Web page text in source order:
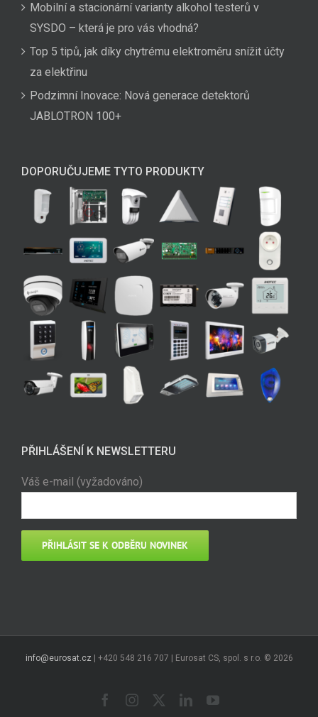
Mobilní a stacionární varianty alkohol testerů v
SYSDO – která je pro vás vhodná?
Top 5 tipů, jak díky chytrému elektroměru snížit účty
za elektřinu
Podzimní Inovace: Nová generace detektorů
JABLOTRON 100+
DOPORUČUJEME TYTO PRODUKTY
PŘIHLÁŠENÍ K NEWSLETTERU
Váš e-mail (vyžadováno)
info@eurosat.cz| +420 548 216 707 | Eurosat CS, spol. s r.o. © 2026
FacebookInstagram LinkedInYouTube